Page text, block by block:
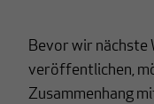
Bevor wir nächste
veröffentlichen,
Zusammenhang